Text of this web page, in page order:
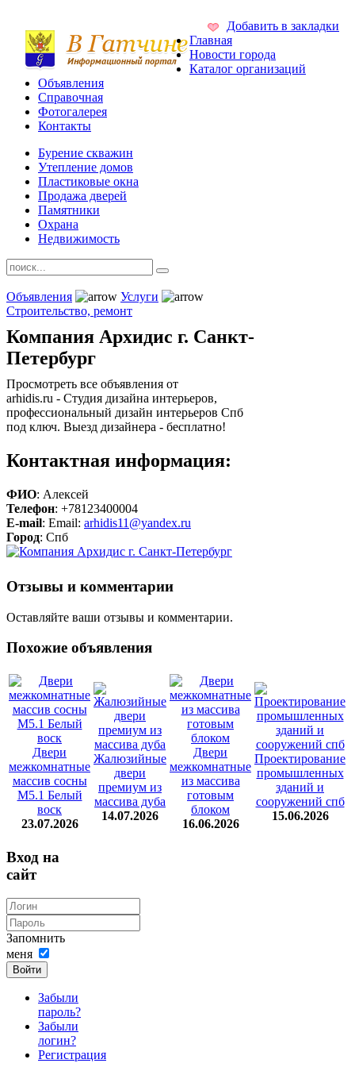
Добавить в закладки
Главная
Новости города
Каталог организаций
Объявления
Справочная
Фотогалерея
Контакты
Бурение скважин
Утепление домов
Пластиковые окна
Продажа дверей
Памятники
Охрана
Недвижимость
Объявления
Услуги
Строительство, ремонт
Компания Архидис г. Санкт-
Петербург
Просмотреть все объявления от
arhidis.ru - Студия дизайна интерьеров,
профессиональный дизайн интерьеров Спб
под ключ. Выезд дизайнера - бесплатно!
Контактная информация:
ФИО: Алексей
Телефон: +78123400004
E-mail: Email: arhidis11@yandex.ru
Город: Спб
Отзывы и комментарии
Оставляйте ваши отзывы и комментарии.
Похожие объявления
Двери
межкомнатные
массив сосны
М5.1 Белый
воск
23.07.2026
Жалюзийные
двери
премиум из
массива дуба
14.07.2026
Двери
межкомнатные
из массива
готовым
блоком
16.06.2026
Проектирование
промышленных
зданий и
сооружений спб
15.06.2026
Вход на
сайт
Запомнить
меня
Войти
Забыли
пароль?
Забыли
логин?
Регистрация